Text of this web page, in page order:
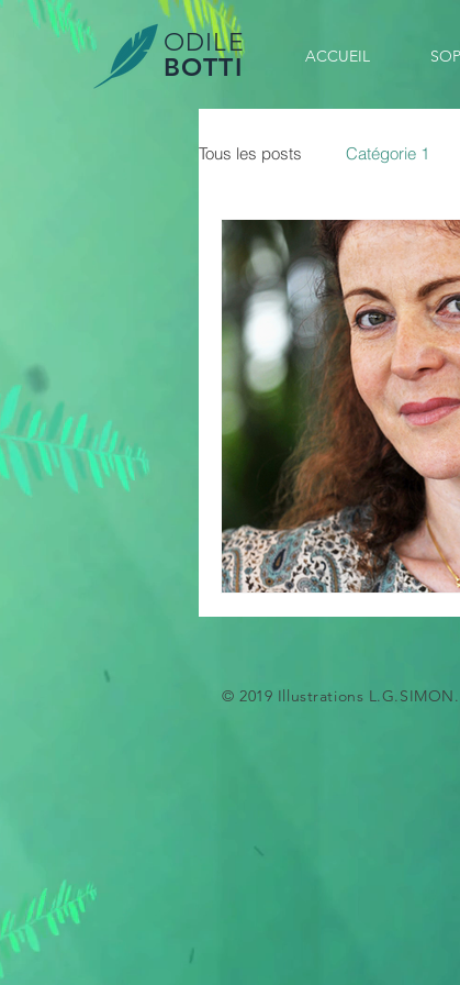
ODILE
BOTTI ACCUEIL
Tous les posts Catégorie 1
© 2019 Illustrations